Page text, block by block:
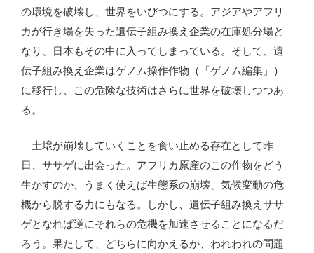
の環境を破壊し、世界をいびつにする。アジアやアフリ
カが行き場を失った遺伝子組み換え企業の在庫処分場と
なり、日本もその中に入ってしまっている。そして、遺
伝子組み換え企業はゲノム操作作物（「ゲノム編集」）
に移行し、この危険な技術はさらに世界を破壊しつつあ
る。
土壌が崩壊していくことを食い止める存在として昨
日、ササゲに出会った。アフリカ原産のこの作物をどう
生かすのか、うまく使えば生態系の崩壊、気候変動の危
機から脱する力にもなる。しかし、遺伝子組み換えササ
ゲとなれば逆にそれらの危機を加速させることになるだ
ろう。果たして、どちらに向かえるか、われわれの問題